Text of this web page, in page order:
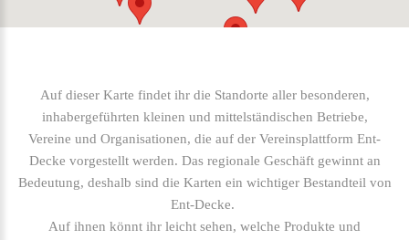
Auf dieser Karte findet ihr die Standorte aller besonderen,
inhabergeführten kleinen und mittelständischen Betriebe,
Vereine und Organisationen, die auf der Vereinsplattform Ent-
Decke vorgestellt werden. Das regionale Geschäft gewinnt an
Bedeutung, deshalb sind die Karten ein wichtiger Bestandteil von
Ent-Decke.
Auf ihnen könnt ihr leicht sehen, welche Produkte und